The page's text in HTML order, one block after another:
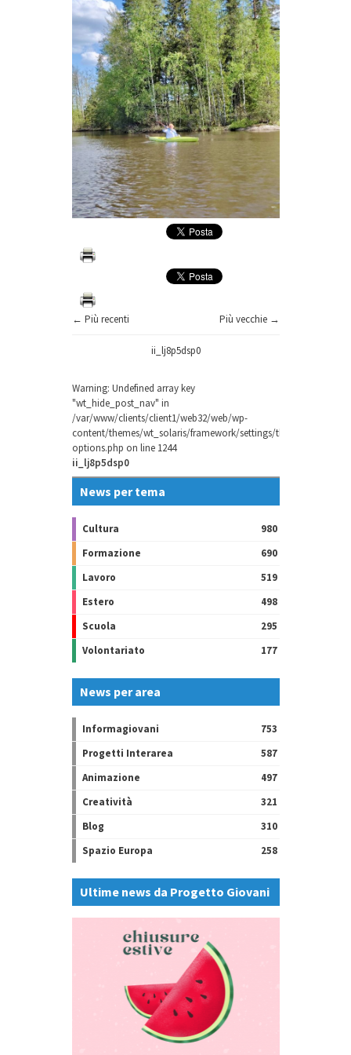
← Più recenti Più vecchie →
ii_lj8p5dsp0
Warning: Undefined array key
"wt_hide_post_nav" in
/var/www/clients/client1/web32/web/wp-
content/themes/wt_solaris/framework/settings/theme-
options.php on line 1244
ii_lj8p5dsp0
News per tema
Cultura
980
Formazione
690
Lavoro
519
Estero
498
Scuola
295
Volontariato
177
News per area
Informagiovani
753
Progetti Interarea
587
Animazione
497
Creatività
321
Blog
310
Spazio Europa
258
Ultime news da Progetto Giovani